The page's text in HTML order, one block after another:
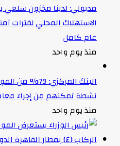
مدبولي: لدينا مخزون سلعي
الاستهلاك المحلي لفترات
عام كامل
منذ يوم واحد
البنك
نشطة تمكنهم من إجراء
منذ يوم واحد